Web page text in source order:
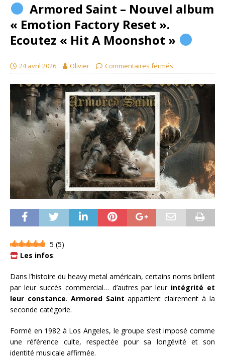
Armored Saint – Nouvel album
« Emotion Factory Reset ».
Ecoutez « Hit A Moonshot »
24 avril 2026 Olivier Commentaires fermés
5 (5)
Les infos:
Dans l’histoire du heavy metal américain, certains noms brillent
par leur succès commercial… d’autres par leur intégrité et
leur constance. Armored Saint appartient clairement à la
seconde catégorie.
Formé en 1982 à Los Angeles, le groupe s’est imposé comme
une référence culte, respectée pour sa longévité et son
identité musicale affirmée.